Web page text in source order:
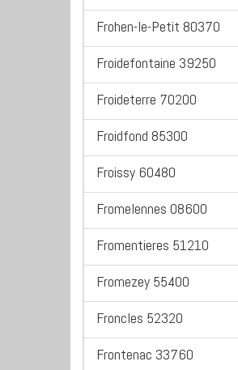
Frohen-le-Petit 80370
Froidefontaine 39250
Froideterre 70200
Froidfond 85300
Froissy 60480
Fromelennes 08600
Fromentieres 51210
Fromezey 55400
Froncles 52320
Frontenac 33760